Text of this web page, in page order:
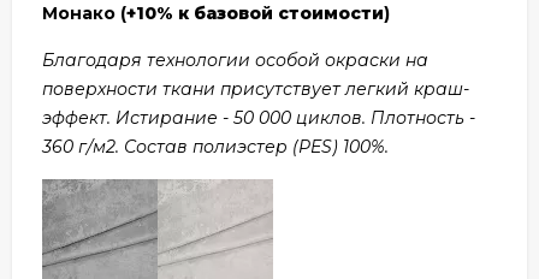
Монако (+10% к базовой стоимости)
Благодаря технологии особой окраски на
поверхности ткани присутствует легкий краш-
эффект. Истирание - 50 000 циклов. Плотность -
360 г/м2. Состав полиэстер (PES) 100%.